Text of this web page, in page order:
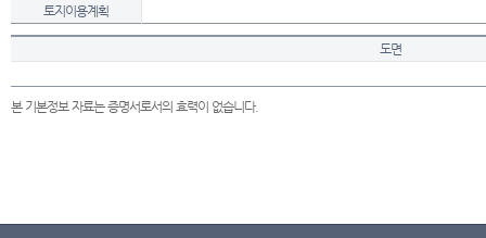
토지이용계획
도면
본 기본정보 자료는 증명서로서의 효력이 없습니다.